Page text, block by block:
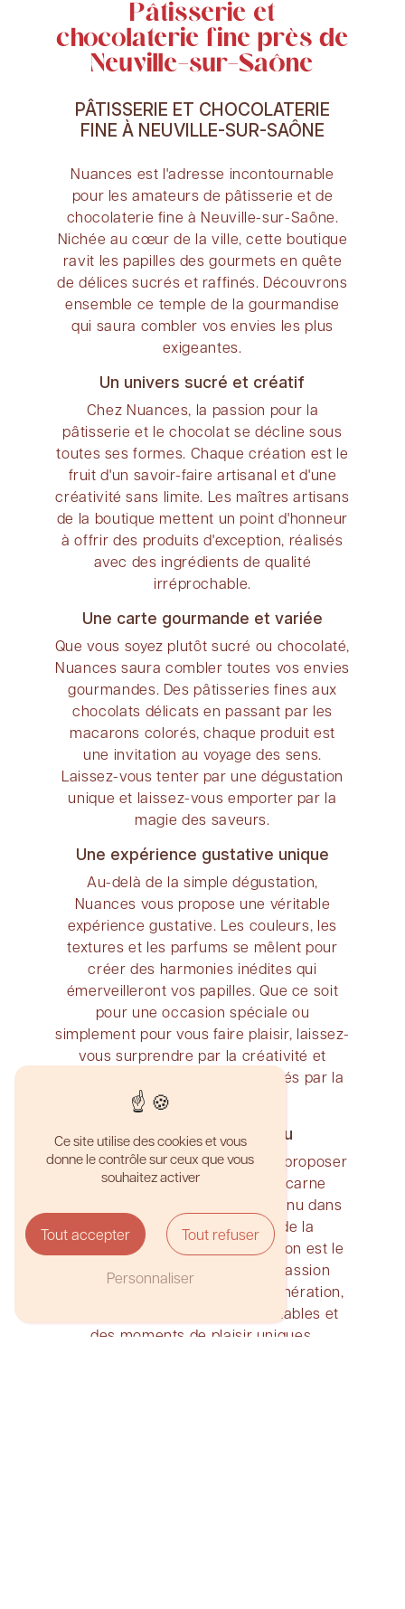
Pâtisserie et
chocolaterie fine près de
Neuville-sur-Saône
PÂTISSERIE ET CHOCOLATERIE
FINE À NEUVILLE-SUR-SAÔNE
Nuances est l'adresse incontournable
pour les amateurs de pâtisserie et de
chocolaterie fine à Neuville-sur-Saône.
Nichée au cœur de la ville, cette boutique
ravit les papilles des gourmets en quête
de délices sucrés et raffinés. Découvrons
ensemble ce temple de la gourmandise
qui saura combler vos envies les plus
exigeantes.
Un univers sucré et créatif
Chez Nuances, la passion pour la
pâtisserie et le chocolat se décline sous
toutes ses formes. Chaque création est le
fruit d'un savoir-faire artisanal et d'une
créativité sans limite. Les maîtres artisans
de la boutique mettent un point d'honneur
à offrir des produits d'exception, réalisés
avec des ingrédients de qualité
irréprochable.
Une carte gourmande et variée
Que vous soyez plutôt sucré ou chocolaté,
Nuances saura combler toutes vos envies
gourmandes. Des pâtisseries fines aux
chocolats délicats en passant par les
macarons colorés, chaque produit est
une invitation au voyage des sens.
Laissez-vous tenter par une dégustation
unique et laissez-vous emporter par la
magie des saveurs.
Une expérience gustative unique
Au-delà de la simple dégustation,
Nuances vous propose une véritable
expérience gustative. Les couleurs, les
textures et les parfums se mêlent pour
créer des harmonies inédites qui
émerveilleront vos papilles. Que ce soit
pour une occasion spéciale ou
simplement pour vous faire plaisir, laissez-
vous surprendre par la créativité et
l'excellence des produits proposés par la
Un savoir-faire reconnu
Nuances ne se contente pas de proposer
des produits de qualité, elle incarne
également un savoir-faire reconnu dans
l'univers de la pâtisserie et de la
chocolaterie fine. Chaque création est le
fruit d'une expertise et d'une passion
transmises de génération en génération,
garantissant des saveurs inimitables et
des moments de plaisir uniques.
Ce site utilise des cookies et vous
donne le contrôle sur ceux que vous
souhaitez activer
Tout accepter Tout refuser
Personnaliser